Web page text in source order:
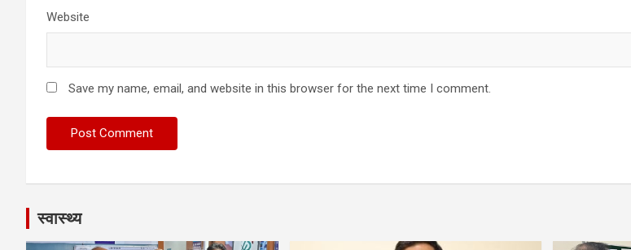
Website
Save my name, email, and website in this browser for the next time I comment.
स्वास्थ्य